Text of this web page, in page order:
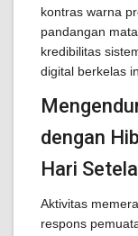
kontras warna
pandangan
kredibilitas
digital berkelas
dengan
Hari
Aktivitas
respons